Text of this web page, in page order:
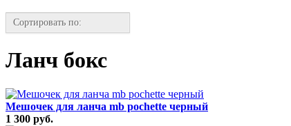
Сортировать по:
Ланч бокс
Мешочек для ланча mb pochette черный
1 300 руб.